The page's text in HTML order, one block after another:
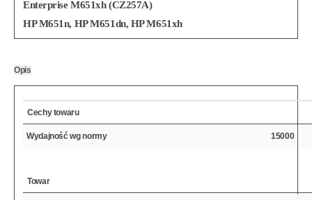
Enterprise M651xh (CZ257A)
HP M651n, HP M651dn, HP M651xh
Opis
Cechy towaru
Wydajność wg normy 15000
Towar